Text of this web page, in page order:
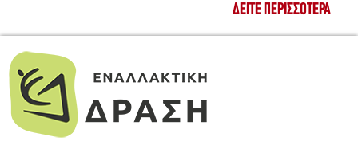
ΔΕΊΤΕ ΠΕΡΙΣΣΌΤΕΡΑ